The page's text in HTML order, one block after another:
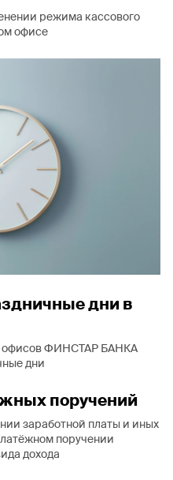
режима кассового
офисе
дни в
офисов ФИНСТАР БАНКА
дни
поручений
заработной платы и иных
поручении
дохода